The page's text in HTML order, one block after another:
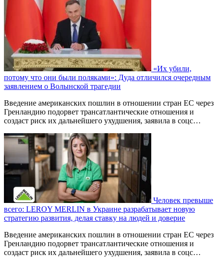
«Их убили,
потому что они были поляками»: Дуда отличился очередным
заявлением о Волынской трагедии
Введение американских пошлин в отношении стран ЕС через
Гренландию подорвет трансатлантические отношения и
создаст риск их дальнейшего ухудшения, заявила в соцс…
Человек превыше
всего: LEROY MERLIN в Украине разрабатывает новую
стратегию развития, делая ставку на людей и доверие
Введение американских пошлин в отношении стран ЕС через
Гренландию подорвет трансатлантические отношения и
создаст риск их дальнейшего ухудшения, заявила в соцс…